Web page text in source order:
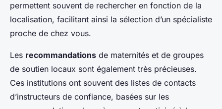
permettent souvent de rechercher en fonction de la
localisation, facilitant ainsi la sélection d’un spécialiste
proche de chez vous.
Les recommandations de maternités et de groupes
de soutien locaux sont également très précieuses.
Ces institutions ont souvent des listes de contacts
d’instructeurs de confiance, basées sur les